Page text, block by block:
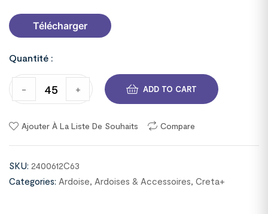
Télécharger
Quantité :
- + ADD TO CART
Ajouter À La Liste De Souhaits Compare
SKU: 2400612C63
Categories: Ardoise, Ardoises & Accessoires, Creta+